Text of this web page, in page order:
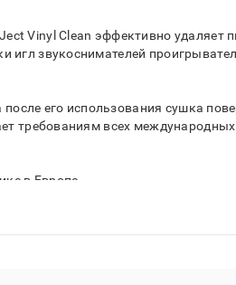
Vinyl Clean эффективно удаляет
игл звукоснимателей
его использования сушка
требованиям всех
в Европе.